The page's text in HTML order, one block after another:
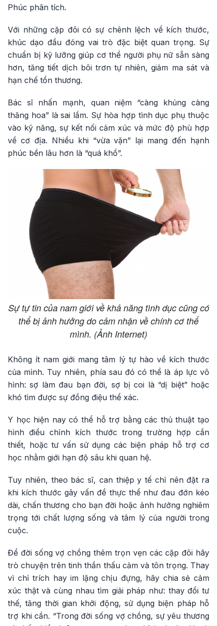
Phúc phân tích.
Với những cặp đôi có sự chênh lệch về kích thước,
khúc dạo đầu đóng vai trò đặc biệt quan trọng. Sự
chuẩn bị kỹ lưỡng giúp cơ thể người phụ nữ sẵn sàng
hơn, tăng tiết dịch bôi trơn tự nhiên, giảm ma sát và
hạn chế tổn thương.
Bác sĩ nhấn mạnh, quan niệm “càng khủng càng
thăng hoa” là sai lầm. Sự hòa hợp tình dục phụ thuộc
vào kỹ năng, sự kết nối cảm xúc và mức độ phù hợp
về cơ địa. Nhiều khi “vừa vặn” lại mang đến hạnh
phúc bền lâu hơn là “quá khổ”.
Sự tự tin của nam giới về khả năng tình dục cũng có
thể bị ảnh hưởng do cảm nhận về chính cơ thể
mình. (Ảnh Internet)
Không ít nam giới mang tâm lý tự hào về kích thước
của mình. Tuy nhiên, phía sau đó có thể là áp lực vô
hình: sợ làm đau bạn đời, sợ bị coi là “dị biệt” hoặc
khó tìm được sự đồng điệu thể xác.
Y học hiện nay có thể hỗ trợ bằng các thủ thuật tạo
hình điều chỉnh kích thước trong trường hợp cần
thiết, hoặc tư vấn sử dụng các biện pháp hỗ trợ cơ
học nhằm giới hạn độ sâu khi quan hệ.
Tuy nhiên, theo bác sĩ, can thiệp y tế chỉ nên đặt ra
khi kích thước gây vấn đề thực thể như đau đớn kéo
dài, chấn thương cho bạn đời hoặc ảnh hưởng nghiêm
trọng tới chất lượng sống và tâm lý của người trong
cuộc.
Để đời sống vợ chồng thêm trọn vẹn các cặp đôi hãy
trò chuyện trên tinh thần thấu cảm và tôn trọng. Thay
vì chỉ trích hay im lặng chịu đựng, hãy chia sẻ cảm
xúc thật và cùng nhau tìm giải pháp như: thay đổi tư
thế, tăng thời gian khởi động, sử dụng biện pháp hỗ
trợ khi cần. “Trong đời sống vợ chồng, sự yêu thương